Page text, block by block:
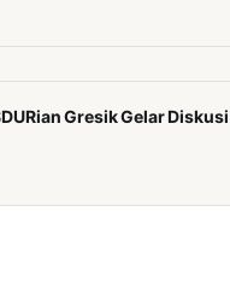
Gresik Gelar